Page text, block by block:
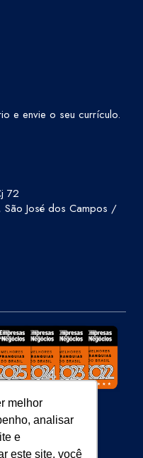
melhor
analisar
e
este site, você
e envie o seu currículo.
72
São José dos Campos /